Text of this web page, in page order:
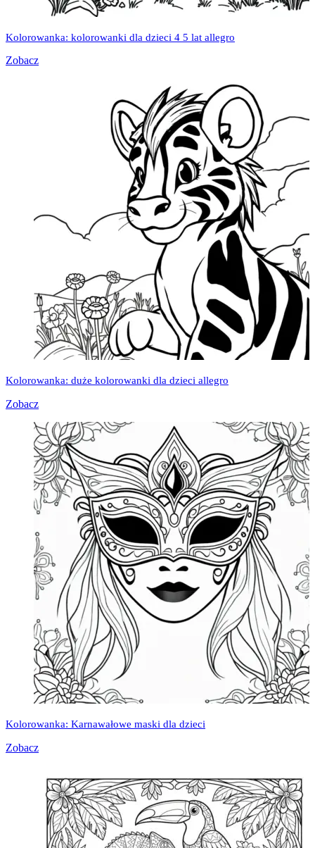
Kolorowanka: kolorowanki dla dzieci 4 5 lat allegro
Zobacz
Kolorowanka: duże kolorowanki dla dzieci allegro
Zobacz
Kolorowanka: Karnawałowe maski dla dzieci
Zobacz